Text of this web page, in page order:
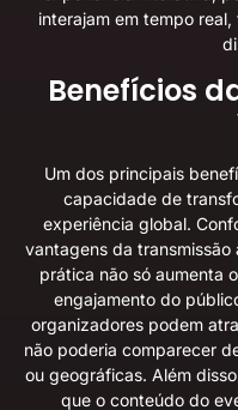
interajam em tempo
Benefícios
Um dos principais
capacidade de
experiência global.
vantagens da
prática não só aumenta
engajamento do
organizadores podem
não poderia comparecer
ou geográficas. Além
que o conteúdo do